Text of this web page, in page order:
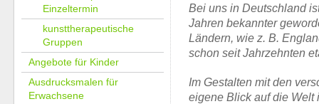
Einzeltermin
kunsttherapeutische
Gruppen
Angebote für Kinder
Ausdrucksmalen für
Erwachsene
Bei uns in Deutschland
Jahren bekannter
Ländern, wie z. B.
schon seit Jahrzehnten
Im Gestalten mit den
eigene Blick auf die Welt